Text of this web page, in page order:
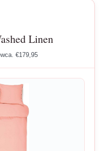
Linen
ca. €179,95